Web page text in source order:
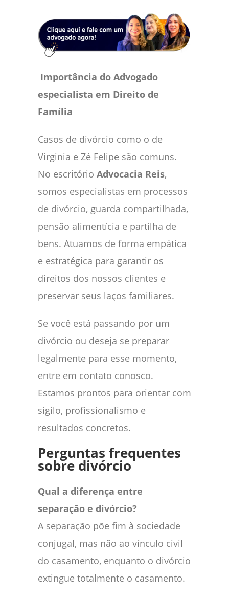
Importância do Advogado
especialista em Direito de
Família
Casos de divórcio como o de
Virginia e Zé Felipe são comuns.
No escritório Advocacia Reis,
somos especialistas em processos
de divórcio, guarda compartilhada,
pensão alimentícia e partilha de
bens. Atuamos de forma empática
e estratégica para garantir os
direitos dos nossos clientes e
preservar seus laços familiares.
Se você está passando por um
divórcio ou deseja se preparar
legalmente para esse momento,
entre em contato conosco.
Estamos prontos para orientar com
sigilo, profissionalismo e
resultados concretos.
Perguntas frequentes
sobre divórcio
Qual a diferença entre
separação e divórcio?
A separação põe fim à sociedade
conjugal, mas não ao vínculo civil
do casamento, enquanto o divórcio
extingue totalmente o casamento.